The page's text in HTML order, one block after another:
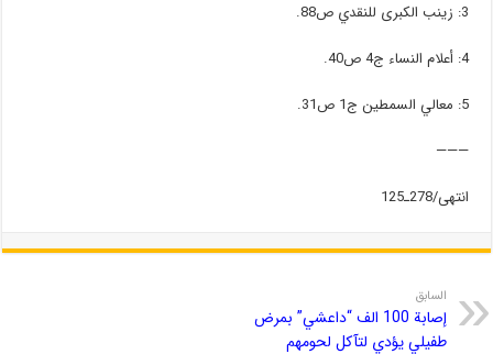
3: زينب الكبرى للنقدي ص88.
4: أعلام النساء ج4 ص40.
5: معالي السمطين ج1 ص31.
———
انتهى/278ـ125
السابق
إصابة 100 الف “داعشي” بمرض
طفيلي يؤدي لتآكل لحومهم